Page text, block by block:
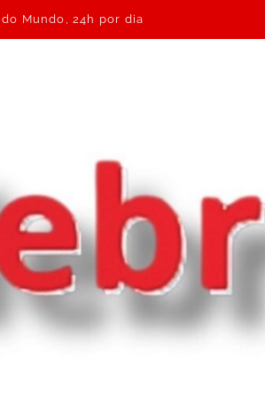
Mundo, 24h por dia